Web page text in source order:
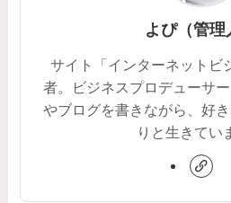
よぴ（管理
サイト「インターネットビ
者。ビジネスプロデューサ
やブログを書きながら、好
りと生きてい